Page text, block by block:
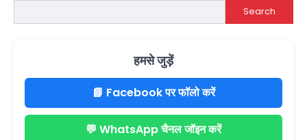
Search
हमसे जुड़ें
📘 Facebook पर फॉलो करें
💬 WhatsApp चैनल जॉइन करें